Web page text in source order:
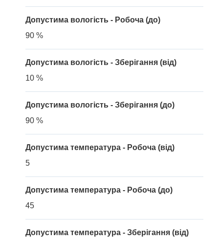
Допустима вологість - Робоча (до)
90 %
Допустима вологість - Зберігання (від)
10 %
Допустима вологість - Зберігання (до)
90 %
Допустима температура - Робоча (від)
5
Допустима температура - Робоча (до)
45
Допустима температура - Зберігання (від)